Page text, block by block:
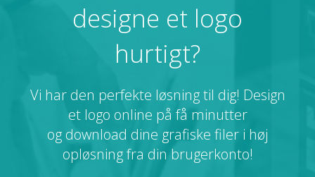
Logoidéer
Trykte produkter
Om
designe et logo
hurtigt?
Vi har den perfekte løsning til dig! Design
et logo online på få minutter
og download dine grafiske filer i høj
opløsning fra din brugerkonto!